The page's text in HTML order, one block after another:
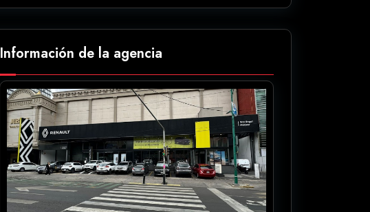
Información de la agencia